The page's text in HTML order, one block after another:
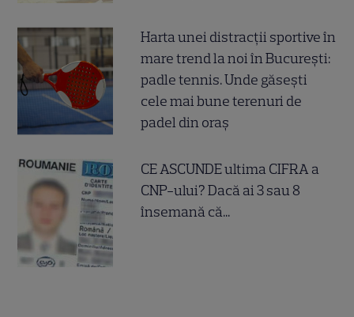
Harta unei distracții sportive în
mare trend la noi în București:
padle tennis. Unde găsești
cele mai bune terenuri de
padel din oraș
CE ASCUNDE ultima CIFRA a
CNP-ului? Dacă ai 3 sau 8
însemană că...